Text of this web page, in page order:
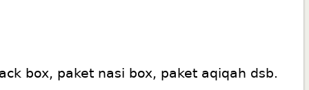
box, paket nasi box, paket aqiqah dsb.